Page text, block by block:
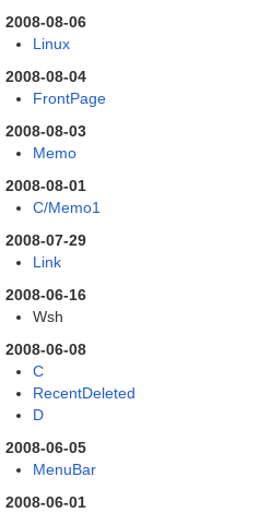
2008-08-06
Linux
2008-08-04
FrontPage
2008-08-03
Memo
2008-08-01
C/Memo1
2008-07-29
Link
2008-06-16
Wsh
2008-06-08
C
RecentDeleted
D
2008-06-05
MenuBar
2008-06-01